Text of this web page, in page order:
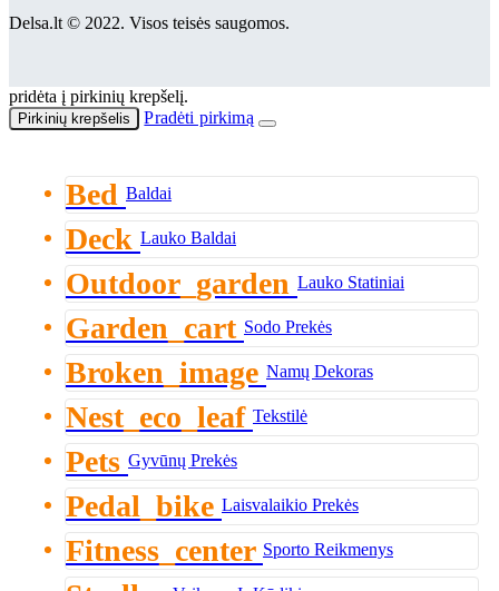
Delsa.lt © 2022. Visos teisės saugomos.
pridėta į pirkinių krepšelį.
Pirkinių krepšelis Pradėti pirkimą
Bed Baldai
Deck Lauko Baldai
Outdoor_garden Lauko Statiniai
Garden_cart Sodo Prekės
Broken_image Namų Dekoras
Nest_eco_leaf Tekstilė
Pets Gyvūnų Prekės
Pedal_bike Laisvalaikio Prekės
Fitness_center Sporto Reikmenys